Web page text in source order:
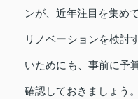
ンが、近年注目を集め
リノベーションを検討
いためにも、事前に予
確認しておきましょう。